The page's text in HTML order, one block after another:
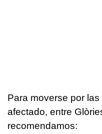
Para moverse por
afectado, entre
recomendamos: